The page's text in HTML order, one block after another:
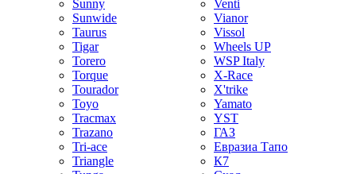
Sunny
Sunwide
Taurus
Tigar
Torero
Torque
Tourador
Toyo
Tracmax
Trazano
Tri-ace
Triangle
Venti
Vianor
Vissol
Wheels UP
WSP Italy
X-Race
X'trike
Yamato
YST
ГАЗ
Евразиа Тапо
К7